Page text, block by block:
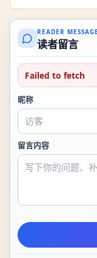
READER
读者留言
Failed to fetch
昵称
留言内容